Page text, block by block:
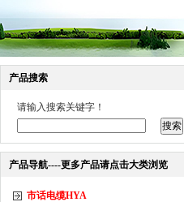
产品搜索
请输入搜索关键字！
产品导航----更多产品请点击大类浏览
市话电缆HYA